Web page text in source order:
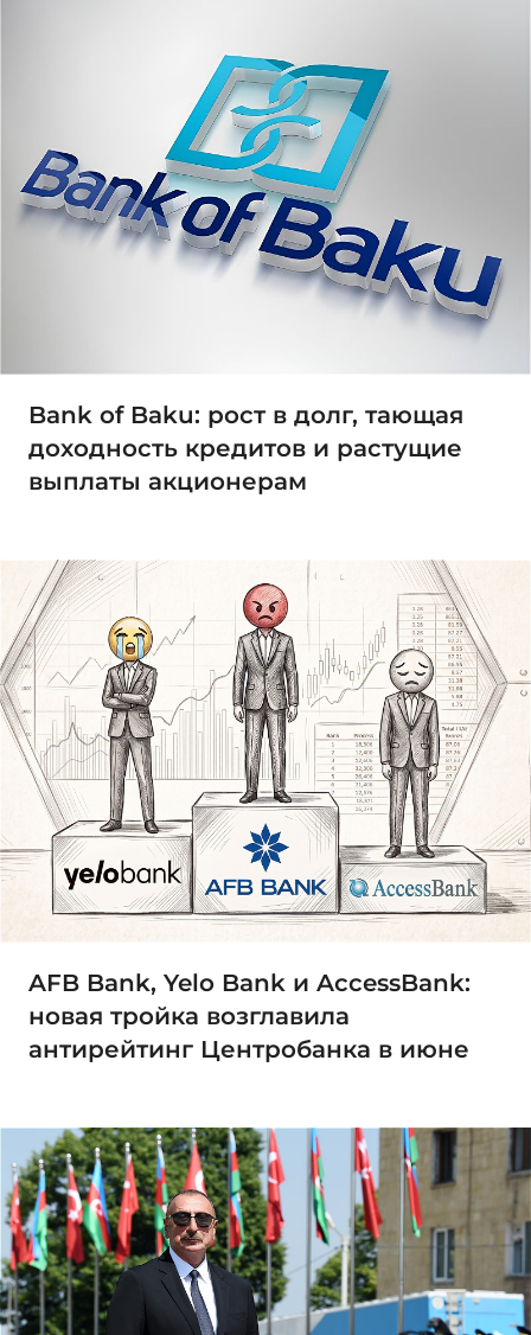
Bank of Baku: рост в долг, тающая
доходность кредитов и растущие
выплаты акционерам
AFB Bank, Yelo Bank и AccessBank:
новая тройка возглавила
антирейтинг Центробанка в июне